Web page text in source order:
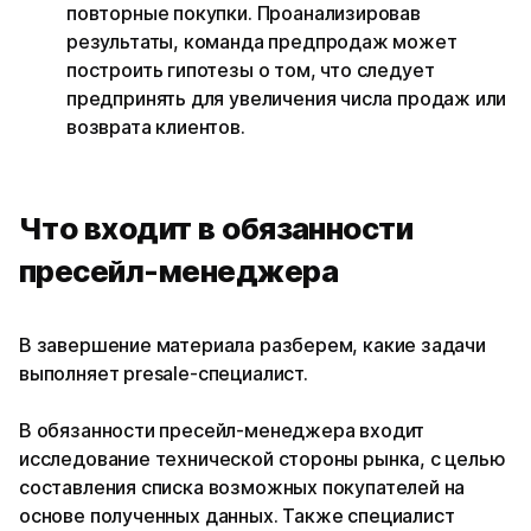
повторные покупки. Проанализировав
результаты, команда предпродаж может
построить гипотезы о том, что следует
предпринять для увеличения числа продаж или
возврата клиентов.
Что входит в обязанности
пресейл-менеджера
В завершение материала разберем, какие задачи
выполняет presale-специалист.
В обязанности пресейл-менеджера входит
исследование технической стороны рынка, с целью
составления списка возможных покупателей на
основе полученных данных. Также специалист